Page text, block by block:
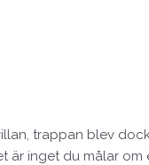
trappan blev
inget du målar